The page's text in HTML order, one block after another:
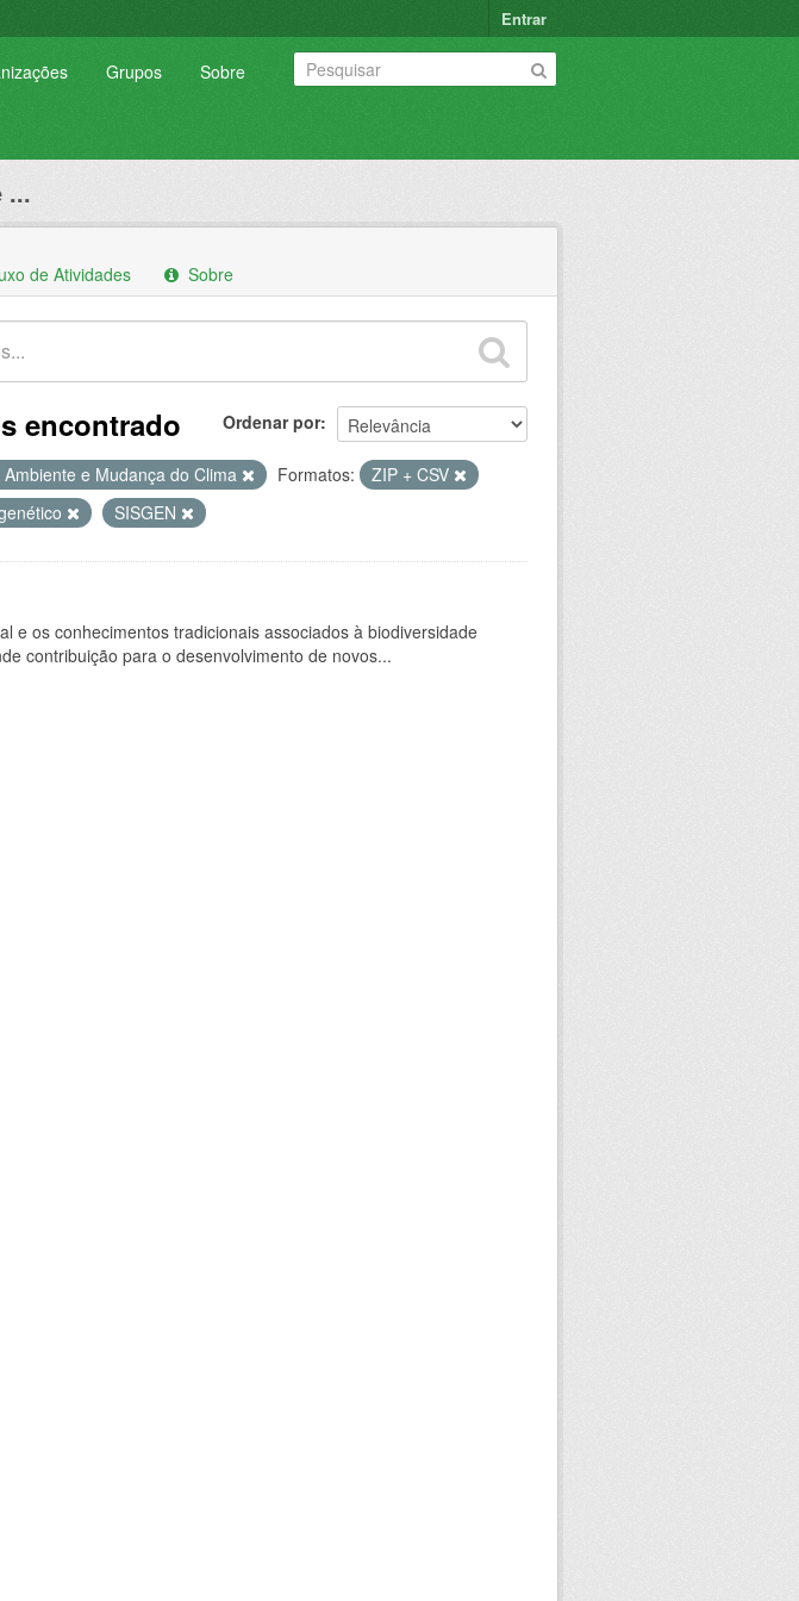
Entrar
Grupos Sobre
...
de Atividades Sobre
Ordenar por
encontrado
e Mudança do Clima Formatos:
ZIP + CSV
SISGEN
e os conhecimentos tradicionais associados à biodiversidade
contribuição para o desenvolvimento de novos...